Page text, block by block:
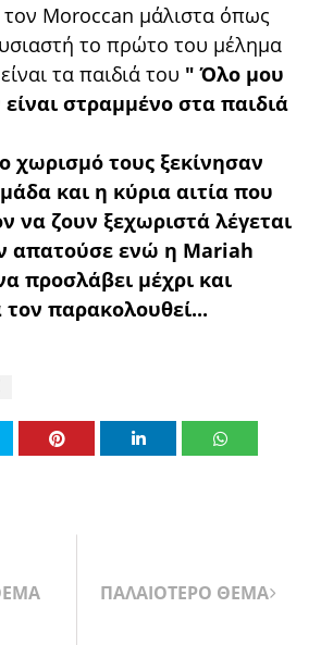
Moroccan μάλιστα όπως
το πρώτο του μέλημα
τα παιδιά του " Όλο μου
στραμμένο στα παιδιά
χωρισμό τους ξεκίνησαν
και η κύρια αιτία που
να ζουν ξεχωριστά λέγεται
απατούσε ενώ η Mariah
προσλάβει μέχρι και
παρακολουθεί...
ΠΑΛΑΙΟΤΕΡΟ ΘΕΜΑ